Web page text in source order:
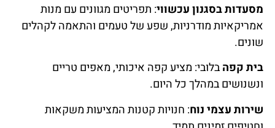
מסעדות בסגנון עכשווי: תפריטים מגוונים עם מנות
אמריקאיות מודרניות, שפע של טעמים והתאמה לקהלים
שונים.
בית קפהבלובי: מציע קפה איכותי, מאפים טריים
ונשנושים במהלך כל היום.
שירות עצמי נוח: חנויות קטנות המציעות משקאות